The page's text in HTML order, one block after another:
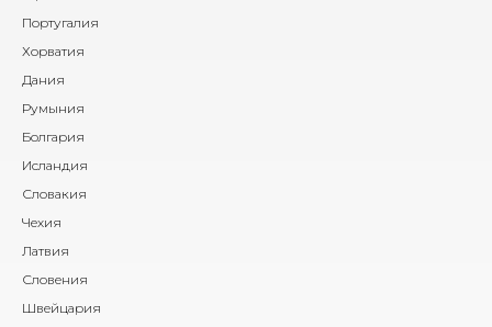
Португалия
Хорватия
Дания
Румыния
Болгария
Исландия
Словакия
Чехия
Латвия
Словения
Швейцария